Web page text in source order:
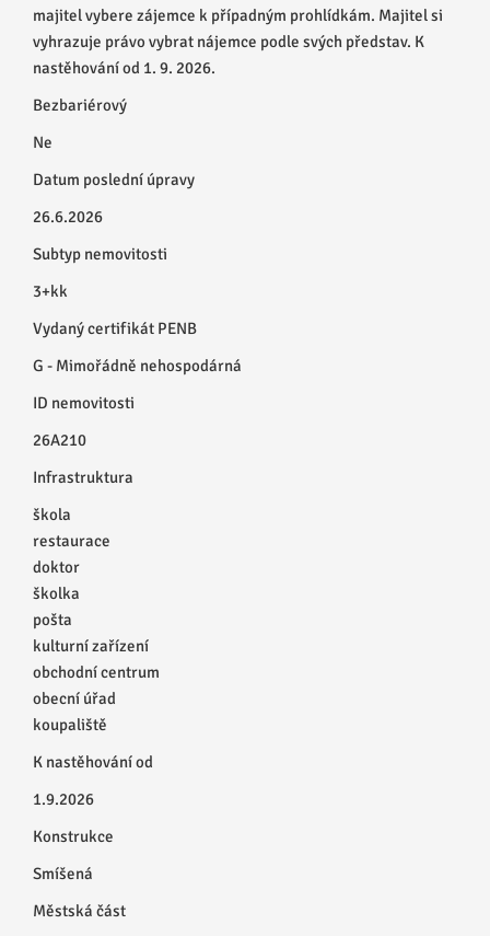
majitel vybere zájemce k případným prohlídkám. Majitel si
vyhrazuje právo vybrat nájemce podle svých představ. K
nastěhování od 1. 9. 2026.
Bezbariérový
Ne
Datum poslední úpravy
26.6.2026
Subtyp nemovitosti
3+kk
Vydaný certifikát PENB
G - Mimořádně nehospodárná
ID nemovitosti
26A210
Infrastruktura
škola
restaurace
doktor
školka
pošta
kulturní zařízení
obchodní centrum
obecní úřad
koupaliště
K nastěhování od
1.9.2026
Konstrukce
Smíšená
Městská část